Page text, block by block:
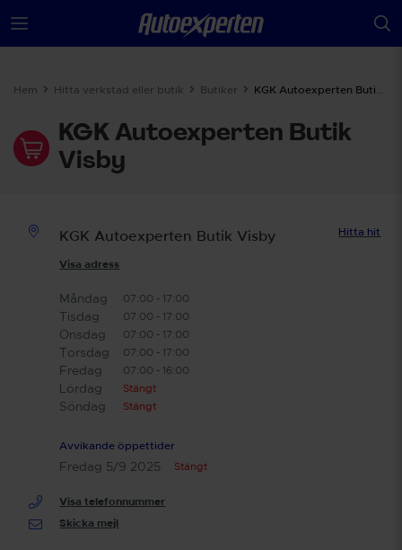
Hem Hitta verkstad eller butik Butiker KGK Autoexperten Butik Visby
KGK Autoexperten Butik
Visby
KGK Autoexperten Butik Visby
Visa adress
Hitta hit
Måndag 07:00 - 17:00
Tisdag 07:00 - 17:00
Onsdag 07:00 - 17:00
Torsdag 07:00 - 17:00
Fredag 07:00 - 16:00
Lördag Stängt
Söndag Stängt
Avvikande öppettider
Fredag 5/9 2025 Stängt
Visa telefonnummer
Skicka mejl